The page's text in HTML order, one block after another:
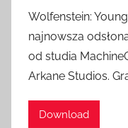
Wolfenstein:
najnowsza
od studia
Arkane Studios.
Download